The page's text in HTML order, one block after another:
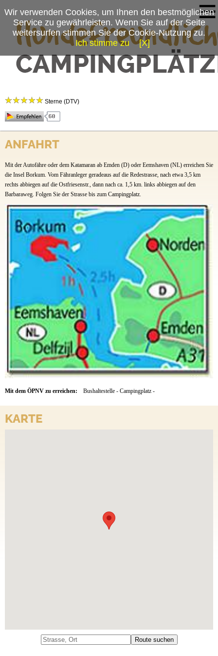
Campingplatzmenü
Anfahrt Sterne (DTV)
Insel-Camping-Borkum
Hindenburgstr. 114
Tel.:04922-1088
Fax.: 04922-4234
ANFAHRT
Mit der Autofähre oder dem Katamaran ab Emden (D) oder Eemshaven (NL) erreichen Sie
die Insel Borkum. Vom Fähranleger geradeaus auf die Redestrasse, nach etwa 3,5 km
rechts abbiegen auf die Ostfriesenstr., dann nach ca. 1,5 km. links abbiegen auf den
Barbaraweg. Folgen Sie der Strasse bis zum Campingplatz.
Mit dem ÖPNV zu erreichen: Bushaltestelle - Campingplatz -
KARTE
Wir verwenden Cookies, um Ihnen den bestmöglichen
Service zu gewährleisten. Wenn Sie auf der Seite
weitersurfen stimmen Sie der Cookie-Nutzung zu.
Ich stimme zu
[X]